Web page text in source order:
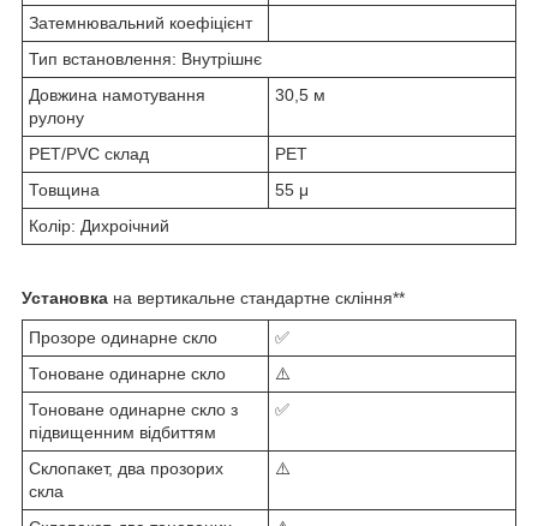
Затемнювальний коефіцієнт
Тип встановлення: Внутрішнє
Довжина намотування
рулону
30,5 м
PET/PVC склад
PET
Товщина
55 μ
Колір: Дихроічний
Установка на вертикальне стандартне скління**
Прозоре одинарне скло
✅
Тоноване одинарне скло
⚠️
Тоноване одинарне скло з
підвищенним відбиттям
✅
Склопакет, два прозорих
скла
⚠️